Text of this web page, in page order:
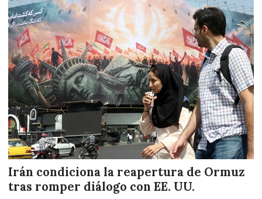
Irán condiciona la reapertura de Ormuz
tras romper diálogo con EE. UU.